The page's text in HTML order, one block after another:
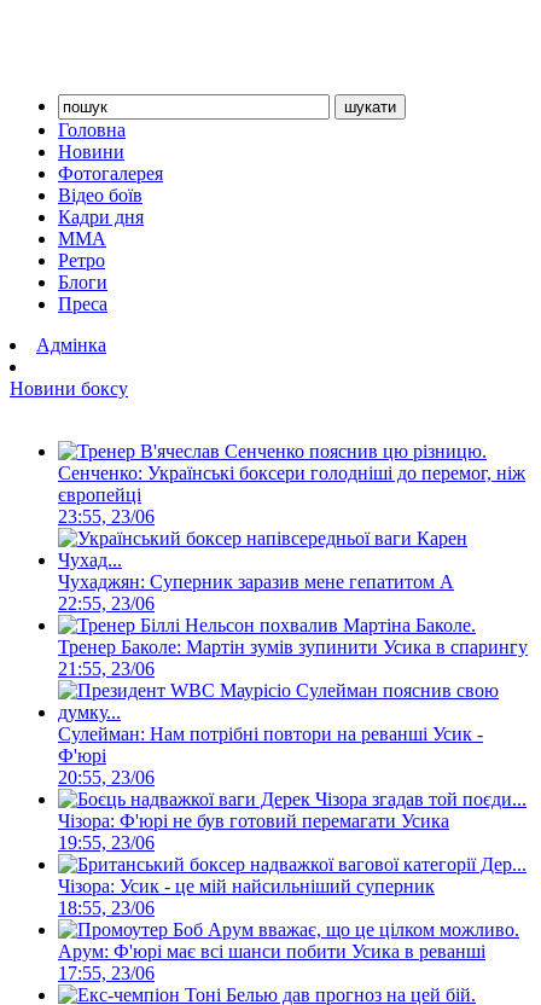
Головна
Новини
Фотогалерея
Відео боїв
Кадри дня
ММА
Ретро
Блоги
Преса
Адмінка
Новини боксу
Сенченко: Українські боксери голодніші до перемог, ніж
європейці
23:55, 23/06
Чухаджян: Суперник заразив мене гепатитом А
22:55, 23/06
Тренер Баколе: Мартін зумів зупинити Усика в спарингу
21:55, 23/06
Сулейман: Нам потрібні повтори на реванші Усик -
Ф'юрі
20:55, 23/06
Чізора: Ф'юрі не був готовий перемагати Усика
19:55, 23/06
Чізора: Усик - це мій найсильніший суперник
18:55, 23/06
Арум: Ф'юрі має всі шанси побити Усика в реванші
17:55, 23/06